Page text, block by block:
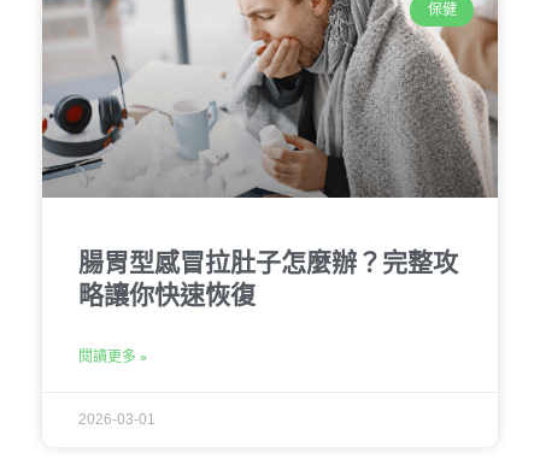
保健
腸胃型感冒拉肚子怎麼辦？完整攻
略讓你快速恢復
閱讀更多 »
2026-03-01